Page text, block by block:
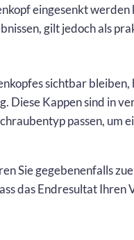
eingesenkt
gilt jedoch als
sichtbar bleiben,
Diese Kappen sind in
passen, um
Sie gegebenenfalls
das Endresultat Ihren